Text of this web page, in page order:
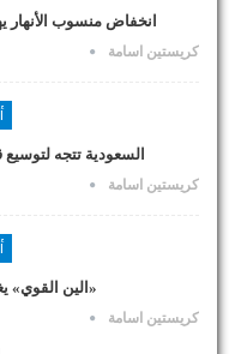
انخفاض منسوب الأنهار
كريستين اسامة
السعودية تتجه
كريستين اسامة
«الين القوي»
كريستين اسامة